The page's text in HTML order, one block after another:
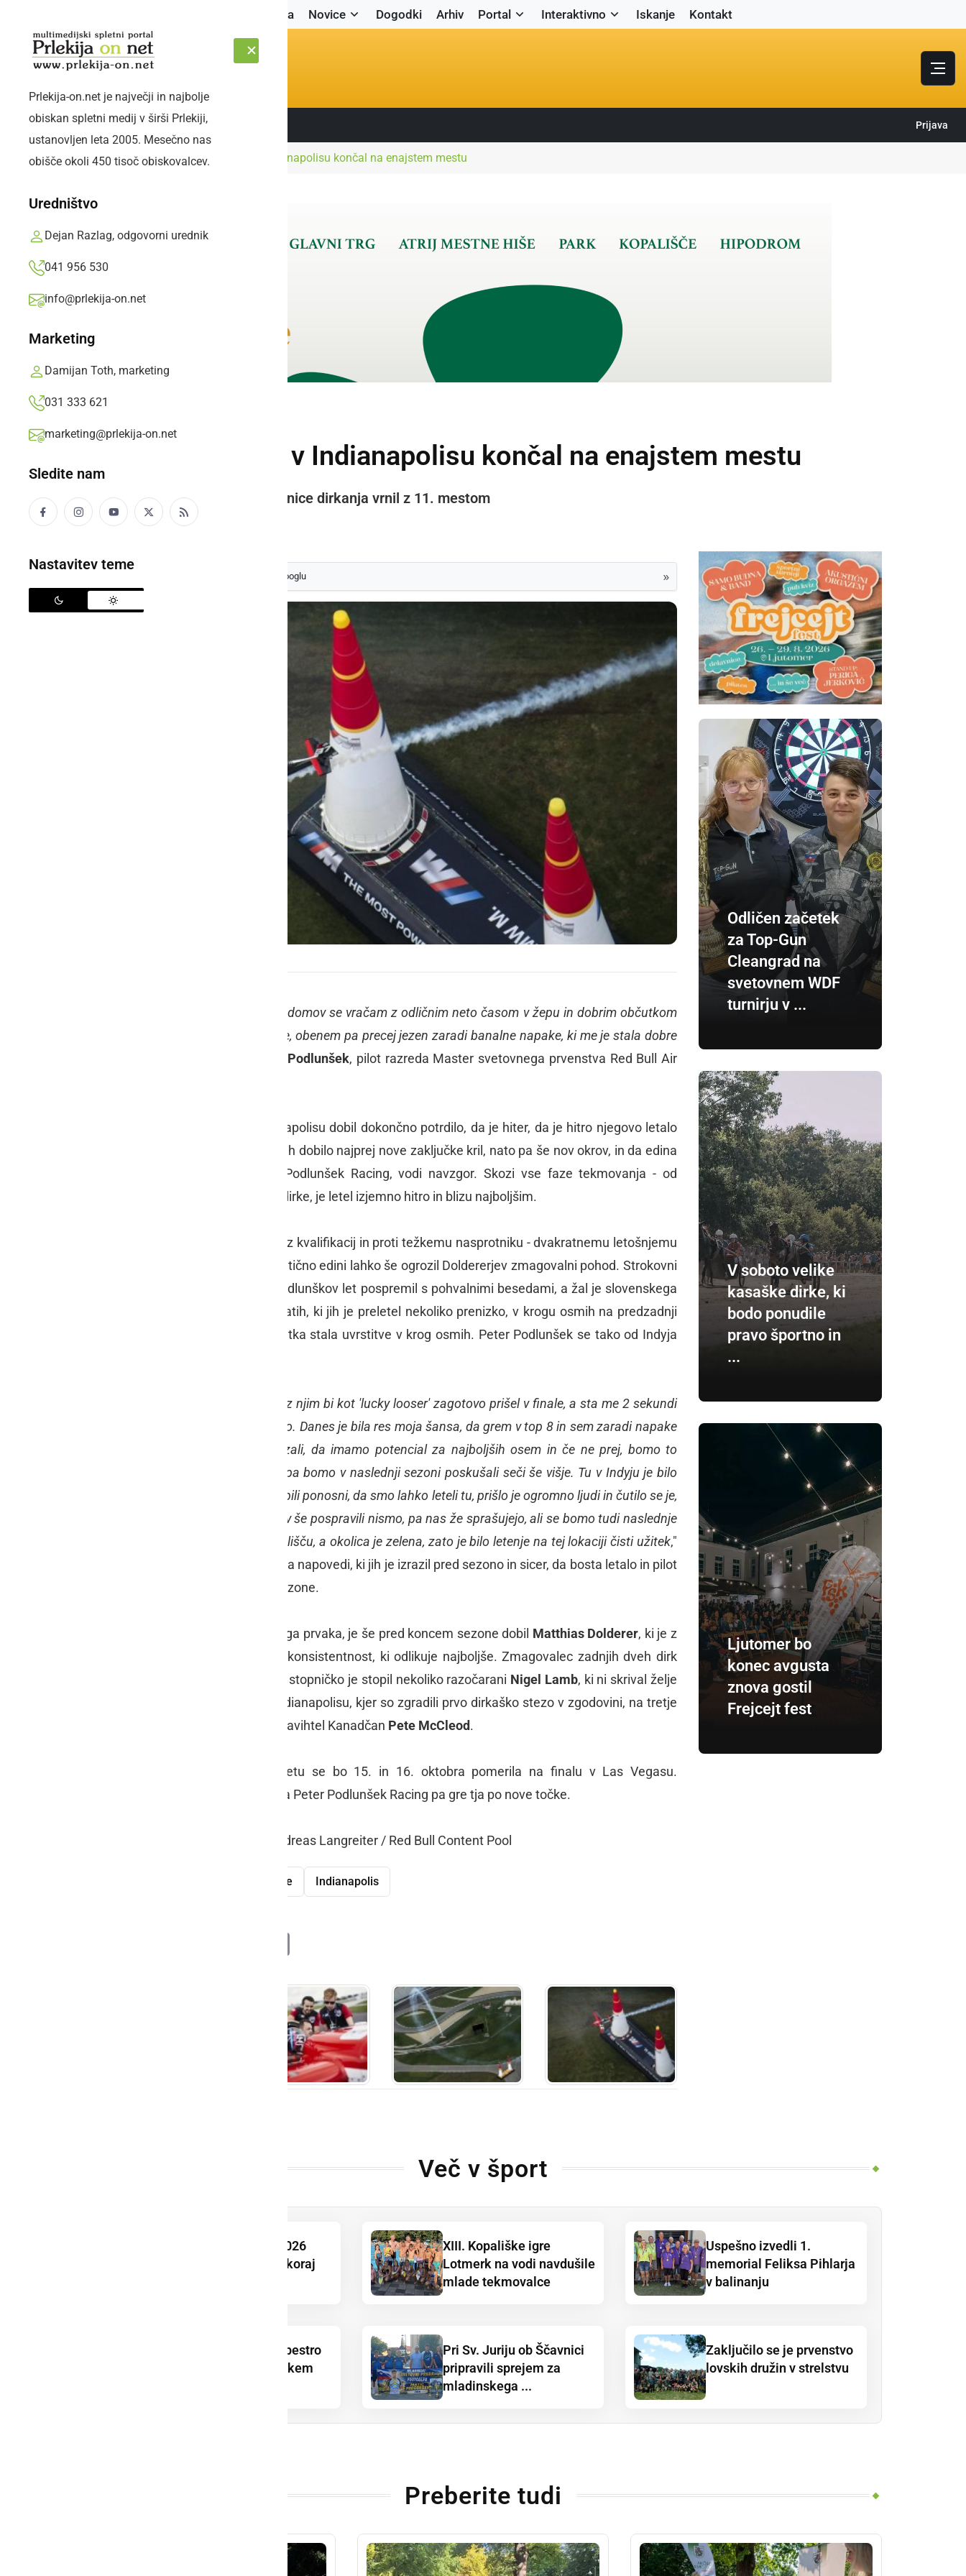
Naslovnica Novice Dogodki Arhiv Portal Interaktivno Iskanje Kontakt
SOBOTA, 8. AVGUST 2026 Sledite nam: Prijava
Prlekija-on.net je največji in najbolje
obiskan spletni medij v širši Prlekiji,
ustanovljen leta 2005. Mesečno nas
obišče okoli 450 tisoč obiskovalcev.
Uredništvo
Dejan Razlag, odgovorni urednik
041 956 530
info@prlekija-on.net
Marketing
Damijan Toth, marketing
031 333 621
marketing@prlekija-on.net
Sledite nam
Nastavitev teme
Naslovnica ŠportPeter Podlunšek v Indianapolisu končal na enajstem mestu
Peter Podlunšek v Indianapolisu končal na enajstem mestu
Peter Podlunšek se je iz prestolnice dirkanja vrnil z 11. mestom
Prlekija-on.net,sreda, 5. oktober 2016 ob 09:55
kot svoj prednostni vir na Googlu »
Letenje v Indyju je bilo čisti užitek - domov se vračam z odličnim neto časom v žepu in dobrim občutkom
glede svojega letenja, letala ter ekipe, obenem pa precej jezen zaradi banalne napake, ki me je stala dobre
Peter Podlunšek, pilot razreda Master svetovnega prvenstva Red Bull Air
Če kaj, je Peter Podlunšek v Indianapolisu dobil dokončno potrdilo, da je hiter, da je hitro njegovo letalo
Edge 540 V2, ki je v zadnjim mesecih dobilo najprej nove zaključke kril, nato pa še nov okrov, in da edina
pot, po kateri stopa ekipa Peter Podlunšek Racing, vodi navzgor. Skozi vse faze tekmovanja - od
treningov, kvalifikacij in nato same dirke, je letel izjemno hitro in blizu najboljšim.
Na dirko se je podal s 13. mestom iz kvalifikacij in proti težkemu nasprotniku - dvakratnemu letošnjemu
, ki bi teoretično edini lahko še ogrozil Doldererjev zmagovalni pohod. Strokovni
je Podlunškov let pospremil s pohvalnimi besedami, a žal je slovenskega
pilota banalna napaka na šestih vratih, ki jih je preletel nekoliko prenizko, v krogu osmih na predzadnji
dirki sezone zaradi časovnega pribitka stala uvrstitve v krog osmih. Peter Podlunšek se tako od Indyja
Polet je bil dober, neto čas odličen, z njim bi kot 'lucky looser' zagotovo prišel v finale, a sta me 2 sekundi
kazni žal potisnili nazaj na 11. mesto. Danes je bila res moja šansa, da grem v top 8 in sem zaradi napake
precej jezen. Definitivno smo dokazali, da imamo potencial za najboljših osem in če ne prej, bomo to
dokazali že na naslednji dirki, nato pa bomo v naslednji sezoni poskušali seči še višje. Tu v Indyju je bilo
vzdušje fenomenalno, vsi piloti smo bili ponosni, da smo lahko leteli tu, prišlo je ogromno ljudi in čutilo se je,
da mesto diha motošport. Hangarjev še pospravili nismo, pa nas že sprašujejo, ali se bomo tudi naslednje
leto vrnili. Že res, da smo tu na dirkališču, a okolica je zelena, zato je bilo letenje na tej lokaciji čisti užitek,"
je Peter povedal po dirki, ki je potrdila napovedi, ki jih je izrazil pred sezono in sicer, da bosta letalo in pilot
lahko zares hitra šele proti koncu sezone.
Dirko, z njo pa tudi naslov svetovnega prvaka, je še pred koncem sezone dobil Matthias Dolderer, ki je z
letenjem v letošnji sezoni pokazal konsistentnost, ki odlikuje najboljše. Zmagovalec zadnjih dveh dirk
je bil šele četrti, na drugo stopničko je stopil nekoliko razočarani Nigel Lamb, ki ni skrival želje
po zmagi na prvi dirki v slovitem Indianapolisu, kjer so zgradili prvo dirkaško stezo v zgodovini, na tretje
mesto pa se je tako kot v Lausitzu zavihtel Kanadčan Pete McCleod.
Karavana najboljših pilotov na svetu se bo 15. in 16. oktobra pomerila na finalu v Las Vegasu.
Svetovnega prvaka že imamo, ekipa Peter Podlunšek Racing pa gre tja po nove točke.
Foto: Balazs Gardi, Joerg Mitter, Andreas Langreiter / Red Bull Content Pool
Red Bull Air Race Indianapolis
PrintFriendly
Odličen začetek
za Top-Gun
Cleangrad na
svetovnem WDF
turnirju v ...
V soboto velike
kasaške dirke, ki
bodo ponudile
pravo športno in
...
Ljutomer bo
konec avgusta
znova gostil
Frejcejt fest
Več v šport
Tour de Lotmerk 2026
uspešno povezal skoraj
XIII. Kopališke igre
Lotmerk na vodi navdušile
mlade tekmovalce
Uspešno izvedli 1.
memorial Feliksa Pihlarja
v balinanju
Cornhole dopolnil pestro
dogajanje na Prleškem
Pri Sv. Juriju ob Ščavnici
pripravili sprejem za
mladinskega ...
Zaključilo se je prvenstvo
lovskih družin v strelstvu
Preberite tudi